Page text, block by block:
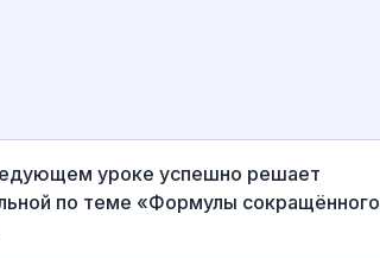
уроке успешно решает
по теме «Формулы сокращённого